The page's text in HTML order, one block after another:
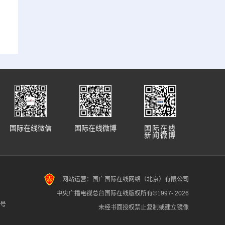
国际在线
新闻微博
国际在线微博
国际在线微信
网站运营：国广国际在线网络（北京）有限公司
中央广播电视总台国际在线版权所有©1997- 2026
未经书面授权禁止复制或建立镜像